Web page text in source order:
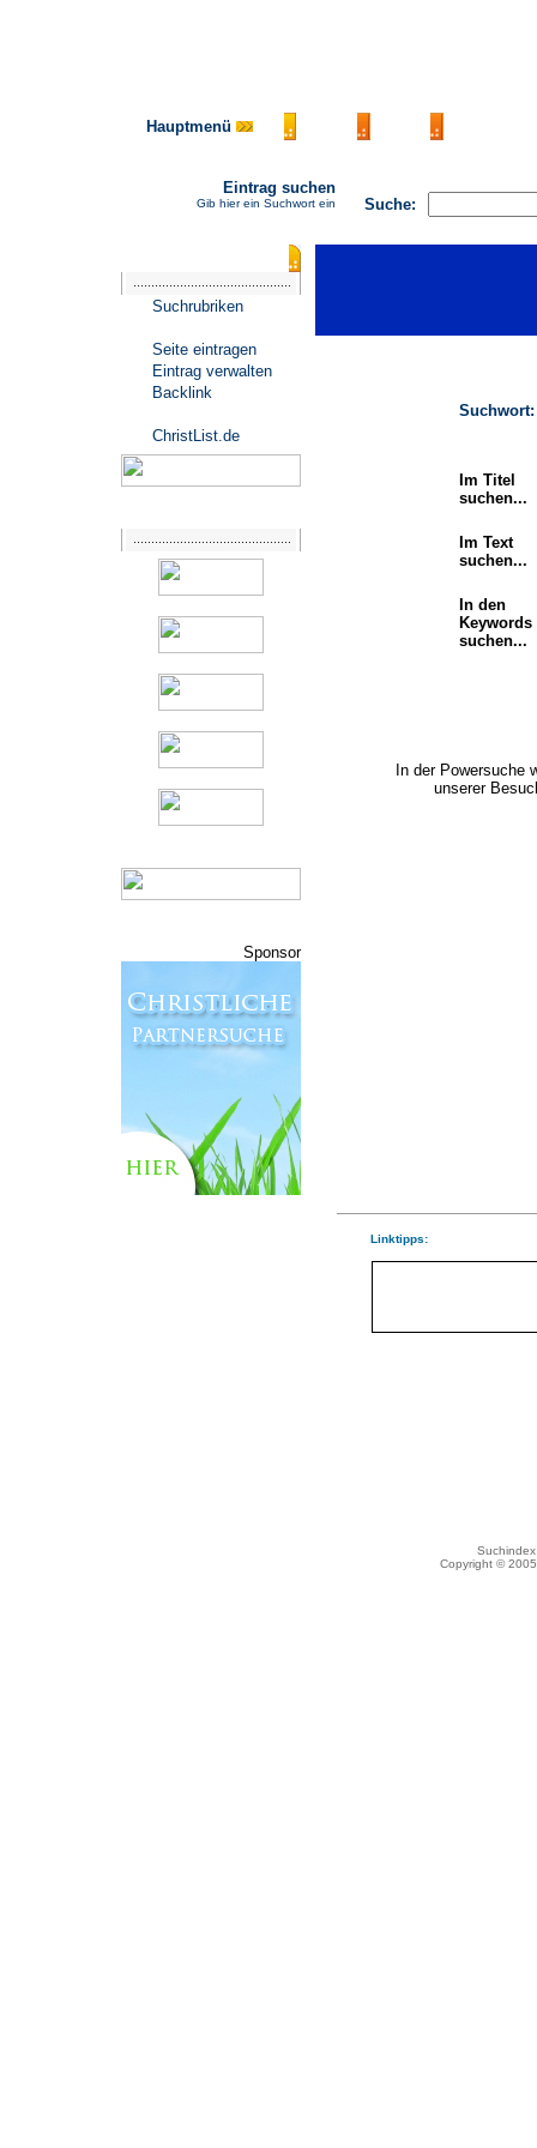
Hauptmenü
Suche:
Eintrag suchen
Gib hier ein Suchwort ein
Suchrubriken
Seite eintragen
Eintrag verwalten
Backlink
ChristList.de
Sponsor
Suchwort:
Im Titel
suchen...
Im Text
suchen...
In den
Keywords
suchen...
In der Powersuche
unserer
Linktipps:
Copyright ©